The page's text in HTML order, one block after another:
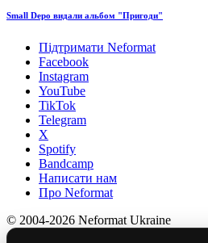
Small Depo видали альбом "Пригоди"
Підтримати Neformat
Facebook
Instagram
YouTube
TikTok
Telegram
X
Spotify
Bandcamp
Написати нам
Про Neformat
© 2004-2026 Neformat Ukraine